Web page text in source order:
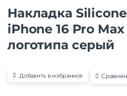
Накладка
iPhone 16 Pro Max
логотипа серый
Добавить в избранное